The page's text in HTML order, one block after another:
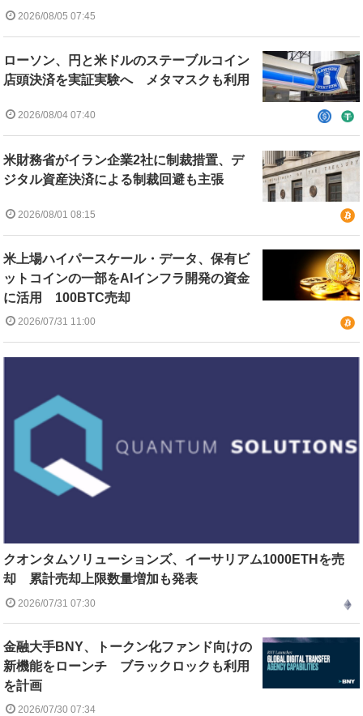
2026/08/05 07:45
ローソン、円と米ドルのステーブルコイン
店頭決済を実証実験へ メタマスクも利用
2026/08/04 07:40
米財務省がイラン企業2社に制裁措置、デ
ジタル資産決済による制裁回避も主張
2026/08/01 08:15
米上場ハイパースケール・データ、保有ビ
ットコインの一部をAIインフラ開発の資金
に活用 100BTC売却
2026/07/31 11:00
クオンタムソリューションズ、イーサリアム1000ETHを売
却 累計売却上限数量増加も発表
2026/07/31 07:30
金融大手BNY、トークン化ファンド向けの
新機能をローンチ ブラックロックも利用
を計画
2026/07/30 07:34